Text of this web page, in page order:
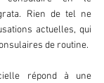
Rien de tel ne
actuelles, qui
de routine.
répond à une